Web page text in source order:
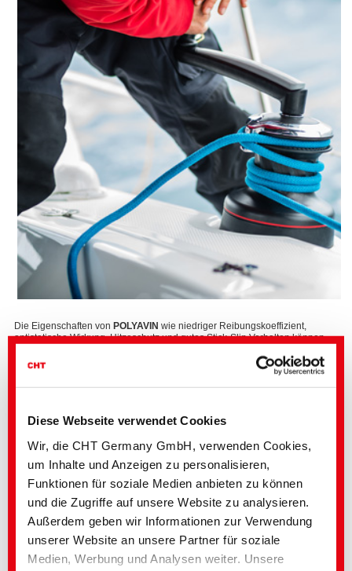
Diese Webseite verwendet Cookies
Wir, die CHT Germany GmbH, verwenden Cookies,
um Inhalte und Anzeigen zu personalisieren,
Funktionen für soziale Medien anbieten zu können
und die Zugriffe auf unsere Website zu analysieren.
Außerdem geben wir Informationen zur Verwendung
unserer Website an unsere Partner für soziale
Medien, Werbung und Analysen weiter. Unsere
Die Eigenschaften von POLYAVIN wie niedriger Reibungskoeffizient,
antistatische Wirkung, Hitzeschutz und gutes Stick-Slip Verhalten können
CHT bietet eine breite Auswahl an Avivagen, insbesondere für Näh- und
Unsere Avivagen bieten ein ideales Stick-Slip Verhalten und den
erforderlichen Hitzeschutz, auch für komplexe Sticharten und
Hochleistungsnäh- und Stickmaschinen.
Niedriger und konstanter Reibungskoeffizient für einen ruhigen
Fadenlauf
Kein Stick-Slip Effekt
niedrigere Nadeltemperatur